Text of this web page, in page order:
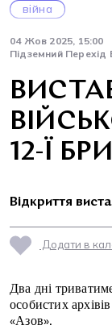
війна
04 Жов 2025, 15:00
Підземний
12-Ї
Відкриття
Додати в
Два дні
особистих
«Азов».